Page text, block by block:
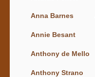
Anna Barnes
Annie Besant
Anthony de Mello
Anthony Strano